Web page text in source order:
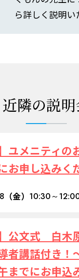
ら詳しく説明い
近隣の説
】ユメニティ
お申し込みく
（金） 10:30～
】公文式 白木
者講話付き
までにお申込